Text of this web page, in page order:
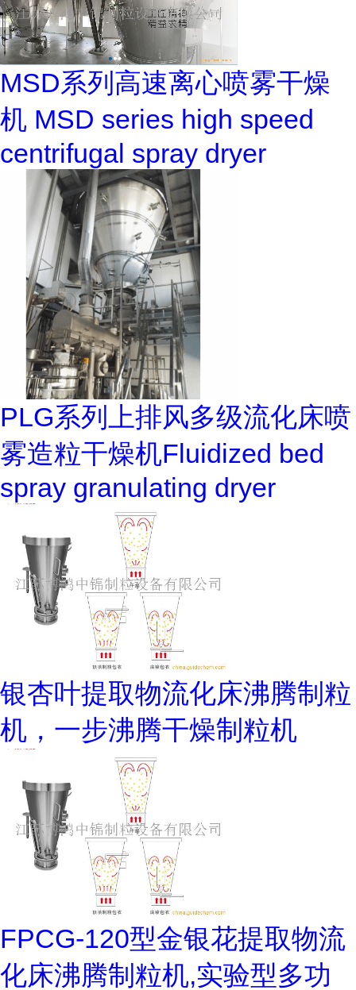
MSD系列高速离心喷雾干燥
机 MSD series high speed
centrifugal spray dryer
PLG系列上排风多级流化床喷
雾造粒干燥机Fluidized bed
spray granulating dryer
银杏叶提取物流化床沸腾制粒
机，一步沸腾干燥制粒机
FPCG-120型金银花提取物流
化床沸腾制粒机,实验型多功